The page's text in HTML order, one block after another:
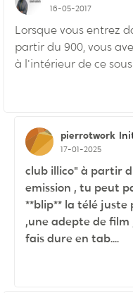
16-05-2017
Lorsque vous entrez
partir du 900, vous
à l'intérieur de ce
pierrotwork
17-01-2025
club illico" à partir
emission , tu peut
**blip** la télé
,une adepte de
fais dure en tab....